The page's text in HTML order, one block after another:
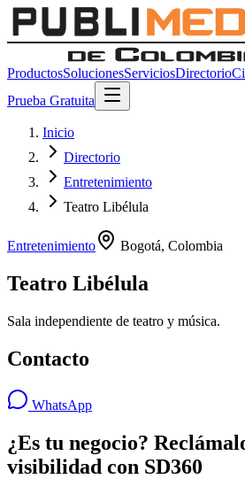
ProductosSolucionesServiciosDirectorio
Prueba Gratuita
Inicio
Directorio
Entretenimiento
Teatro Libélula
Entretenimiento Bogotá, Colombia
Teatro Libélula
Sala independiente de teatro y música.
Contacto
WhatsApp
¿Es tu negocio?
visibilidad con SD360